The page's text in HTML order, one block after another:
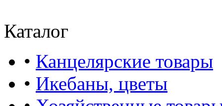
Каталог
• Канцелярские товары
• Икебаны, цветы